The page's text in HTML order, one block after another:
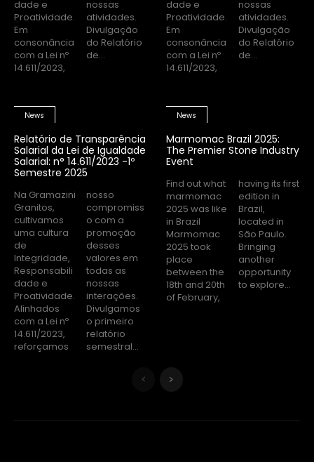
dade e
Proatividade.
Em
consonância
com a Lei nº
14.611/2023,
nossas
atividades.
Divulgação
do Relatório
de...
dade e
Proatividade.
Em
consonância
com a Lei nº
14.611/2023,
nossas
atividades.
Divulgação
do Relatório
de...
News
Relatório de Transparência
Salarial da Lei de Igualdade
Salarial: n° 14.611/2023 -1º
Semestre 2025
Na Gramazini
Granitos,
cultivamos
uma cultura
de
Integridade,
Responsabili
dade e
Proatividade.
Alinhados
com a Lei nº
14.611/2023,
reforçamos
nosso
compromiss
o com a
promoção
desses
valores em
todas as
nossas
interações.
Divulgamos
o primeiro
relatório
semestral...
News
Marmomac Brazil 2025:
The Premier Stone Industry
Event
Find out what
marmomac
2025 was like
in Brazil
Marmomac
2025 took
place
between the
18th and 20th
of February,
having its first
edition in
Brazil,
located in
São Paulo.
Bringing
another
opportunity
to explore...